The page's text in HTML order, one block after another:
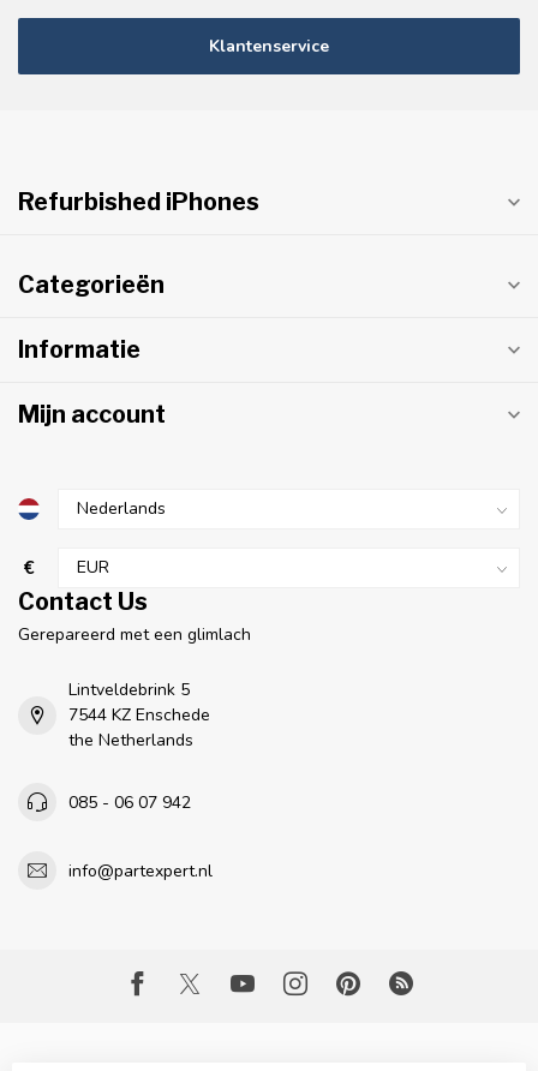
Klantenservice
Refurbished iPhones
Categorieën
Informatie
Mijn account
€
Contact Us
Gerepareerd met een glimlach
Lintveldebrink 5
7544 KZ Enschede
the Netherlands
085 - 06 07 942
info@partexpert.nl